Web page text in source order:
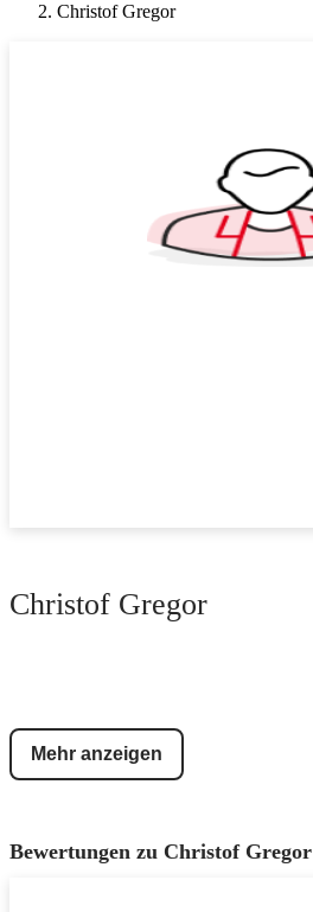
Christof Gregor
Christof Gregor
Mehr anzeigen
Bewertungen zu Christof Gregor